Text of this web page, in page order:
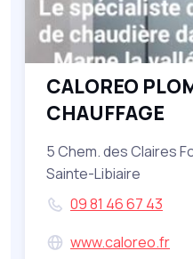
CALOREO
CHAUFFAGE
5 Chem. des Claires
Sainte-Libiaire
09 81 46 67 43
www.caloreo.fr